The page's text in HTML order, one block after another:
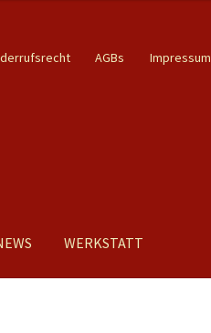
AGBs Impressum
WERKSTATT